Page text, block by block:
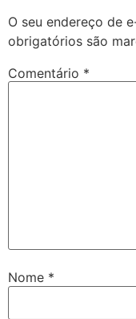
O seu endereço de
obrigatórios são
Comentário *
Nome *